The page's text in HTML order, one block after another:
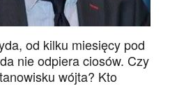
od kilku miesięcy pod
nie odpiera ciosów. Czy
wójta? Kto